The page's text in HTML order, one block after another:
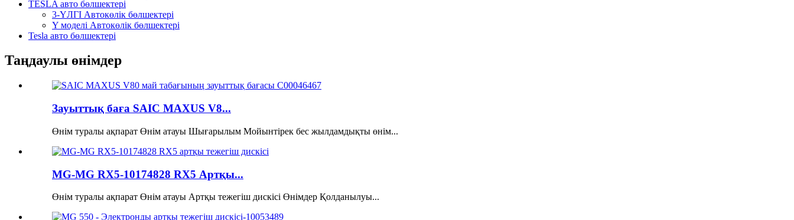
TESLA авто бөлшектері
3-ҮЛГІ Автокөлік бөлшектері
Y моделі Автокөлік бөлшектері
Tesla авто бөлшектері
Таңдаулы өнімдер
Зауыттық баға SAIC MAXUS V8...
Өнім туралы ақпарат Өнім атауы Шығарылым Мойынтірек бес жылдамдықты өнім...
MG-MG RX5-10174828 RX5 Артқы...
Өнім туралы ақпарат Өнім атауы Артқы тежегіш дискісі Өнімдер Қолданылуы...